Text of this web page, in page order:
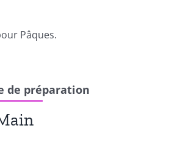
Pâques.
de préparation